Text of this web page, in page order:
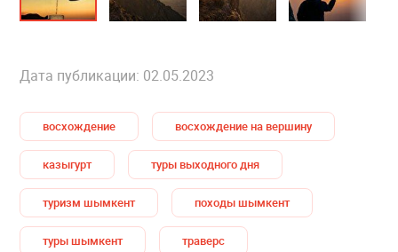
Дата публикации: 02.05.2023
восхождение восхождение на вершину
казыгурт туры выходного дня
туризм шымкент походы шымкент
туры шымкент траверс